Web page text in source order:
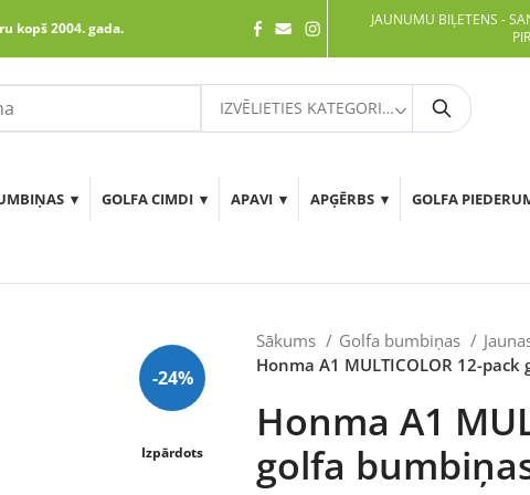
kopš 2004. gada.
JAUNUMU BIĻETENS -
IZVĒLIETIES KATEGORIJU Meklēt
GOLFA CIMDI APAVI APĢĒRBS GOLFA
-24%
Izpārdots
Sākums Golfa bumbiņas
Honma A1 MULTICOLOR 12-
Honma A1
golfa